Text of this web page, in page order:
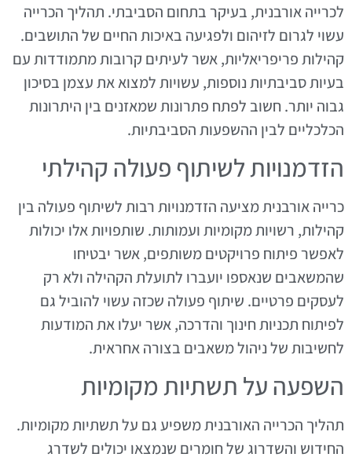
לכרייה אורבנית, בעיקר בתחום הסביבתי. תהליך הכרייה
עשוי לגרום לזיהום ולפגיעה באיכות החיים של התושבים.
קהילות פריפריאליות, אשר לעיתים קרובות מתמודדות עם
בעיות סביבתיות נוספות, עשויות למצוא את עצמן בסיכון
גבוה יותר. חשוב לפתח פתרונות שמאזנים בין היתרונות
הכלכליים לבין ההשפעות הסביבתיות.
הזדמנויות לשיתוף פעולה קהילתי
כרייה אורבנית מציעה הזדמנויות רבות לשיתוף פעולה בין
קהילות, רשויות מקומיות ועמותות. שותפויות אלו יכולות
לאפשר פיתוח פרויקטים משותפים, אשר יבטיחו
שהמשאבים שנאספו יועברו לתועלת הקהילה ולא רק
לעסקים פרטיים. שיתוף פעולה שכזה עשוי להוביל גם
לפיתוח תכניות חינוך והדרכה, אשר יעלו את המודעות
לחשיבות של ניהול משאבים בצורה אחראית.
השפעה על תשתיות מקומיות
תהליך הכרייה האורבנית משפיע גם על תשתיות מקומיות.
החידוש והשדרוג של חומרים שנמצאו יכולים לשדרג